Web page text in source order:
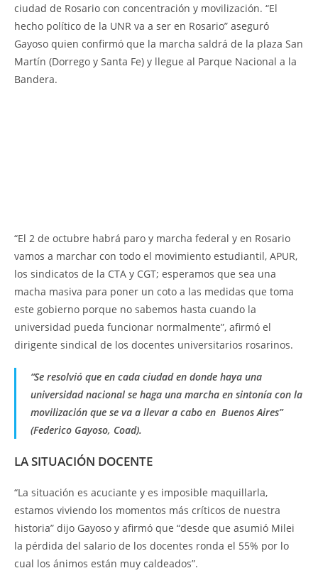
ciudad de Rosario con concentración y movilización. “El
hecho político de la UNR va a ser en Rosario” aseguró
Gayoso quien confirmó que la marcha saldrá de la plaza San
Martín (Dorrego y Santa Fe) y llegue al Parque Nacional a la
Bandera.
“El 2 de octubre habrá paro y marcha federal y en Rosario
vamos a marchar con todo el movimiento estudiantil, APUR,
los sindicatos de la CTA y CGT; esperamos que sea una
macha masiva para poner un coto a las medidas que toma
este gobierno porque no sabemos hasta cuando la
universidad pueda funcionar normalmente”, afirmó el
dirigente sindical de los docentes universitarios rosarinos.
“Se resolvió que en cada ciudad en donde haya una
universidad nacional se haga una marcha en sintonía con la
movilización que se va a llevar a cabo en Buenos Aires”
(Federico Gayoso, Coad).
LA SITUACIÓN DOCENTE
“La situación es acuciante y es imposible maquillarla,
estamos viviendo los momentos más críticos de nuestra
historia” dijo Gayoso y afirmó que “desde que asumió Milei
la pérdida del salario de los docentes ronda el 55% por lo
cual los ánimos están muy caldeados”.